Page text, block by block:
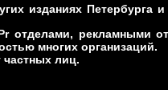
изданиях Петербурга
отделами, рекламными
многих организаций.
лиц.